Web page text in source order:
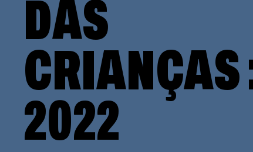
DAS
CRIANÇAS
2022